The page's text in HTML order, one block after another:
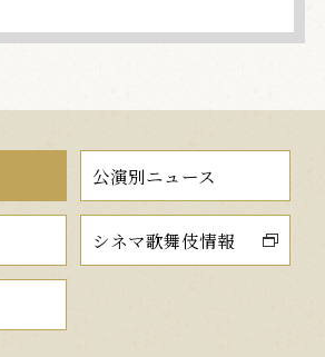
公演別ニュース
シネマ歌舞伎情報